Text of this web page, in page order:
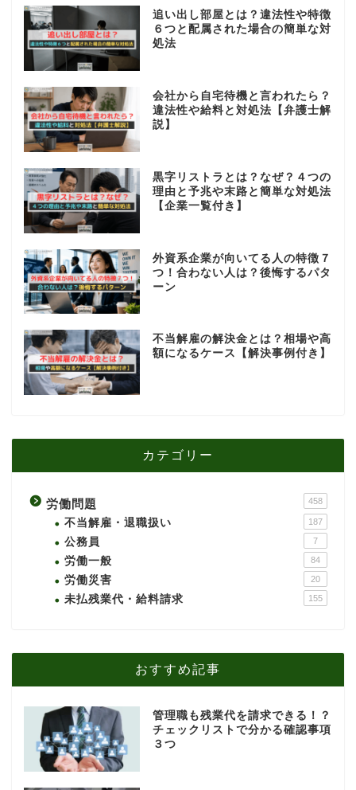
追い出し部屋とは？違法性や特徴
６つと配属された場合の簡単な対
処法
会社から自宅待機と言われたら？
違法性や給料と対処法【弁護士解
説】
黒字リストラとは？なぜ？４つの
理由と予兆や末路と簡単な対処法
【企業一覧付き】
外資系企業が向いてる人の特徴７
つ！合わない人は？後悔するパタ
ーン
不当解雇の解決金とは？相場や高
額になるケース【解決事例付き】
カテゴリー
労働問題 458
不当解雇・退職扱い 187
公務員 7
労働一般 84
労働災害 20
未払残業代・給料請求 155
おすすめ記事
管理職も残業代を請求できる！？
チェックリストで分かる確認事項
３つ